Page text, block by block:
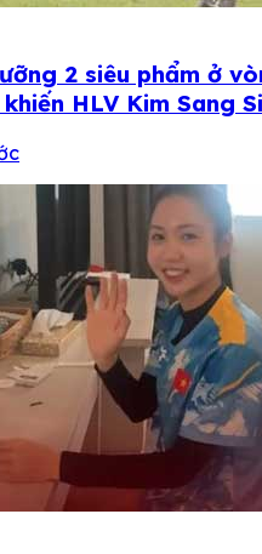
2 siêu phẩm ở
khiến HLV Kim Sang